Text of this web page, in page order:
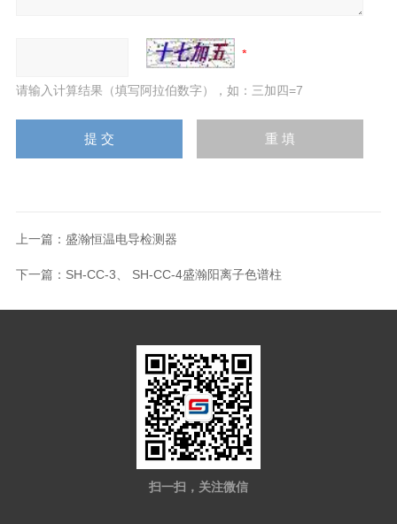
请输入计算结果（填写阿拉伯数字），如：三加四=7
上一篇： 盛瀚恒温电导检测器
下一篇： SH-CC-3、 SH-CC-4盛瀚阳离子色谱柱
扫一扫，关注微信